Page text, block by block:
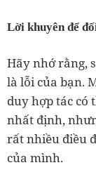
Lời khuyên để
Hãy nhớ rằng,
là lỗi của bạn.
duy hợp tác có
nhất định,
rất nhiều điều
của mình.